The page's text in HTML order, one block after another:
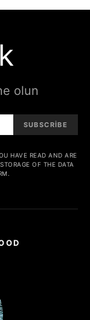
olun
SUBSCRIBE
HAVE READ AND ARE
OF THE DATA